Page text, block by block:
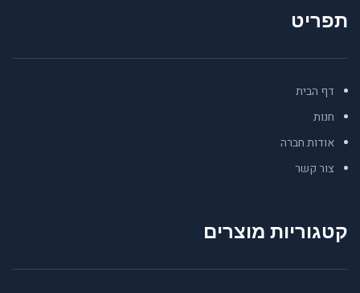
תפריט
דף הבית
חנות
אודות חברה
צור קשר
קטגוריות מוצרים